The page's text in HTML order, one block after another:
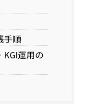
手順
KGI運用の